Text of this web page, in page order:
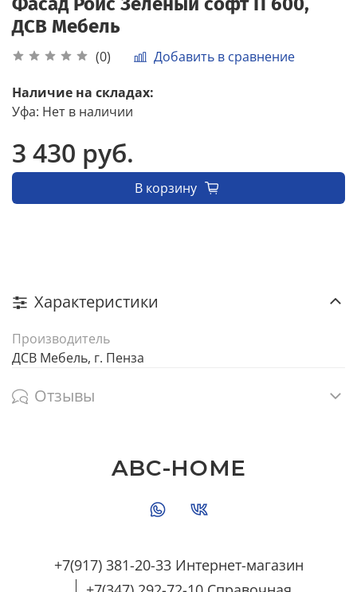
ДСВ Мебель
(0) Добавить в сравнение
Наличие на складах:
Уфа: Нет в наличии
3 430 руб.
В корзину
Характеристики
Производитель
ДСВ Мебель, г. Пенза
Отзывы
+7(917) 381-20-33 Интернет-магазин
ABC-HOME